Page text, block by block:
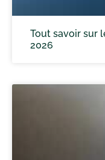
Tout savoir sur
2026